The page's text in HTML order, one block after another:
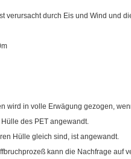
verursacht durch Eis und Wind und
wird in volle Erwägung gezogen,
des PET angewandt.
Hülle gleich sind, ist angewandt.
kann die Nachfrage auf